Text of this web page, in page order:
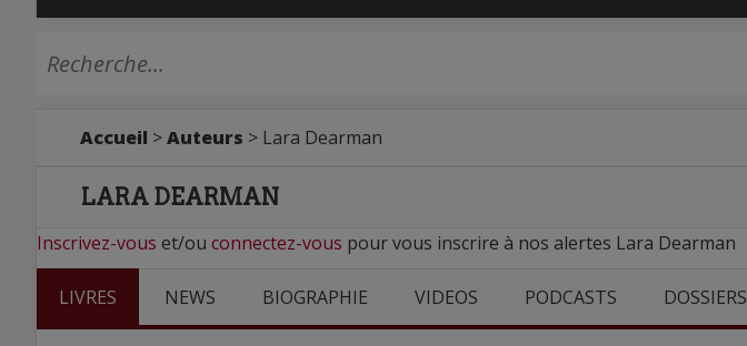
Accueil >Auteurs > Lara Dearman
LARA DEARMAN
Inscrivez-vous et/ou connectez-vous pour vous inscrire à nos alertes Lara Dearman
LIVRES NEWS BIOGRAPHIE VIDEOS PODCASTS DOSSIERS